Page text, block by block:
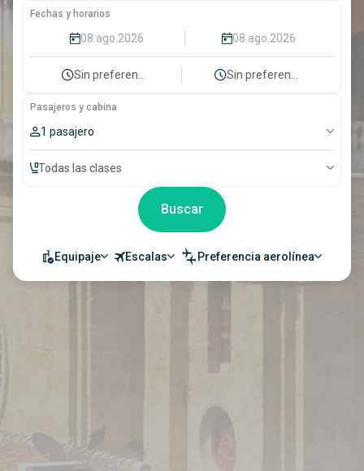
Fechas y horarios
Pasajeros y cabina
1 pasajero
Todas las clases
Buscar
Equipaje Escalas Preferencia aerolínea